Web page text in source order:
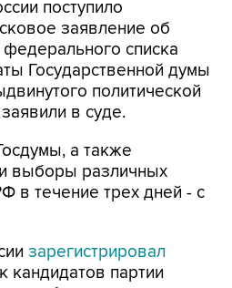
списка
Государственной думы
политической
в суде.
а также
в течение трех дней - с
в выборах депутатов
пройдут в единый